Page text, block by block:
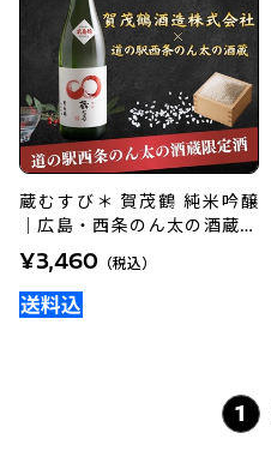
蔵むすび＊ 賀茂鶴 純米吟醸
｜広島・西条のん太の酒蔵オ
リジナル地酒
¥3,460 （税込）
1